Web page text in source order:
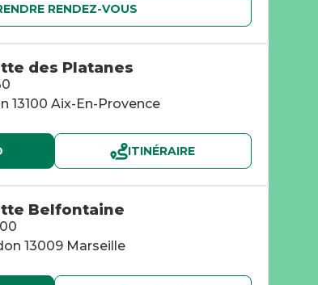
RENDEZ-VOUS
des Platanes
13100 Aix-En-Provence
ITINÉRAIRE
Belfontaine
13009 Marseille